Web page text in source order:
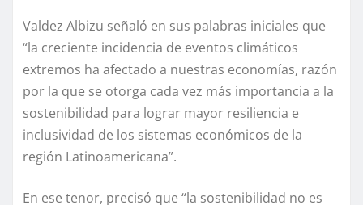
Valdez Albizu señaló en sus palabras iniciales que
“la creciente incidencia de eventos climáticos
extremos ha afectado a nuestras economías, razón
por la que se otorga cada vez más importancia a la
sostenibilidad para lograr mayor resiliencia e
inclusividad de los sistemas económicos de la
región Latinoamericana”.
En ese tenor, precisó que “la sostenibilidad no es